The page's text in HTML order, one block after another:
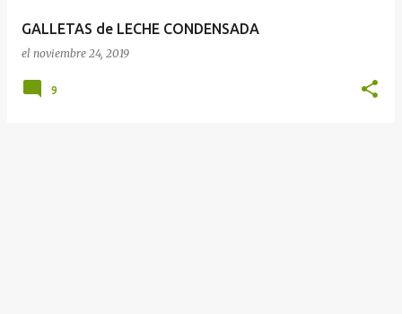
GALLETAS de LECHE CONDENSADA
el noviembre 24, 2019
9